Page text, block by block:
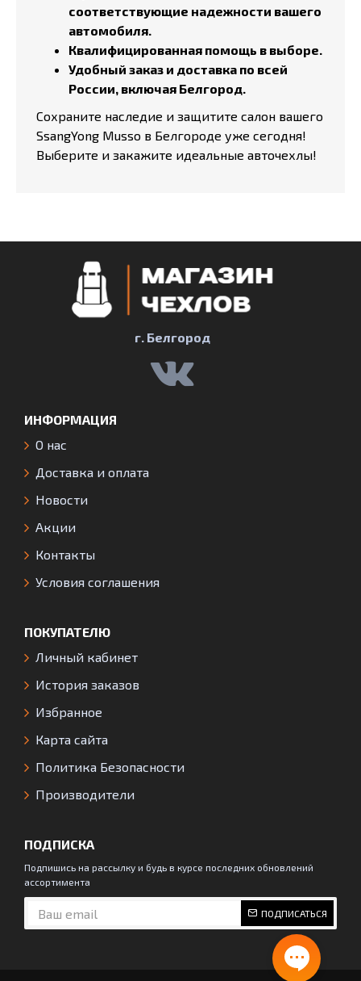
соответствующие надежности вашего
автомобиля.
Квалифицированная помощь в выборе.
Удобный заказ и доставка по всей
России, включая Белгород.
Сохраните наследие и защитите салон вашего
SsangYong Musso в Белгороде уже сегодня!
Выберите и закажите идеальные авточехлы!
г. Белгород
ИНФОРМАЦИЯ
О нас
Доставка и оплата
Новости
Акции
Контакты
Условия соглашения
ПОКУПАТЕЛЮ
Личный кабинет
История заказов
Избранное
Карта сайта
Политика Безопасности
Производители
ПОДПИСКА
Подпишись на рассылку и будь в курсе последних обновлений
ассортимента
ПОДПИСАТЬСЯ